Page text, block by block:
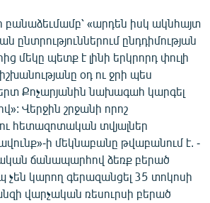
բանաձեւմամբ՝ «արդեն իսկ ակնհայտ
ընտրություններում ընդդիմության
մեկը պետք է լինի երկրորդ փուլի
օդ ու ջրի պես
Քոչարյանին նախագահ կարգել
Վերջին շրջանի որոշ
ու հետազոտական տվյալներ
ի մեկնաբանը թվաբանում է. -
ճանապարհով ձեռք բերած
չեն կարող գերազանցել 35 տոկոսի
վարչական ռեսուրսի բերած